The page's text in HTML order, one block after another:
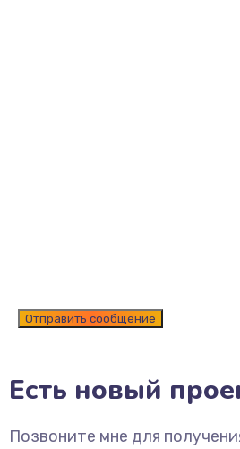
Есть новый
Позвоните мне для